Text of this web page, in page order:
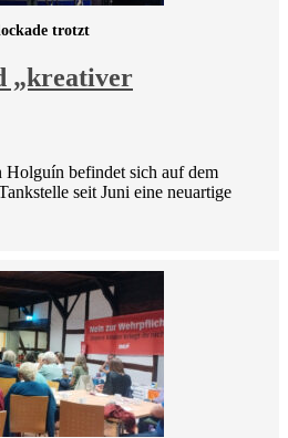
„kreativer
trotzt
befindet sich auf dem
seit Juni eine neuartige